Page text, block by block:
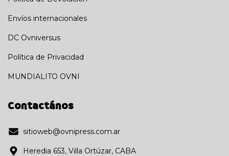
Envíos internacionales
DC Ovniversus
Política de Privacidad
MUNDIALITO OVNI
Contactános
sitioweb@ovnipress.com.ar
Heredia 653, Villa Ortúzar, CABA